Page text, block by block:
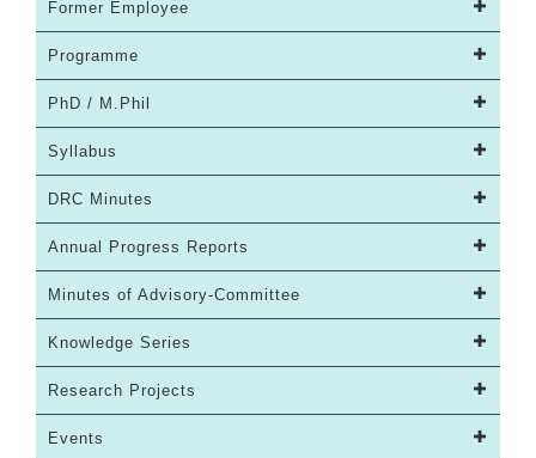
Former Employee
Programme
PhD / M.Phil
Syllabus
DRC Minutes
Annual Progress Reports
Minutes of Advisory-Committee
Knowledge Series
Research Projects
Events